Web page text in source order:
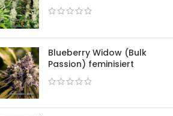
Blueberry Widow (Bulk
Passion) feminisiert